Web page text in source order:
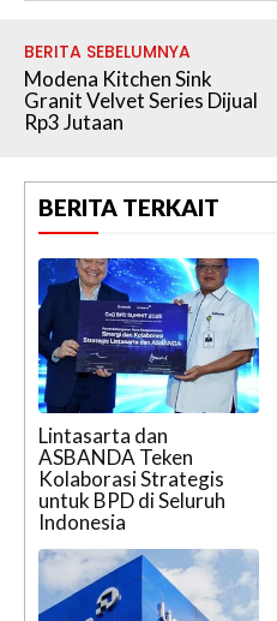
BERITA SEBELUMNYA
Modena Kitchen Sink
Granit Velvet Series Dijual
Rp3 Jutaan
BERITA TERKAIT
Lintasarta dan
ASBANDA Teken
Kolaborasi Strategis
untuk BPD di Seluruh
Indonesia